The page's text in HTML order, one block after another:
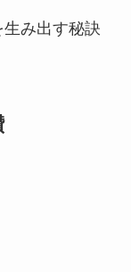
み出す秘訣